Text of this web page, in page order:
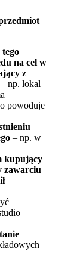
tego
na cel w
z
– np. lokal
powoduje
– np. w
kupujący
zawarciu